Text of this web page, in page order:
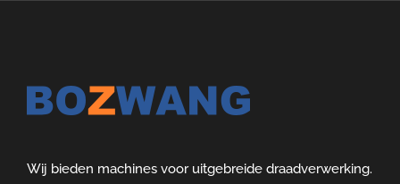
Wij bieden machines voor uitgebreide draadverwerking.